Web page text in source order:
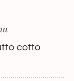
cotto